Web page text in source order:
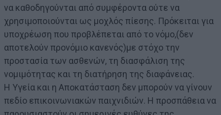
να καθοδηγούνται από συμφέροντα ούτε να
χρησιμοποιούνται ως μοχλός πίεσης. Πρόκειται για
υποχρέωση που προβλέπεται από το νόμο,(δεν
αποτελούν προνόμιο κανενός)με στόχο την
προστασία των ασθενών, τη διασφάλιση της
νομιμότητας και τη διατήρηση της διαφάνειας.
Η Υγεία και η Αποκατάσταση δεν μπορούν να γίνουν
πεδίο επικοινωνιακών παιχνιδιών. Η προσπάθεια να